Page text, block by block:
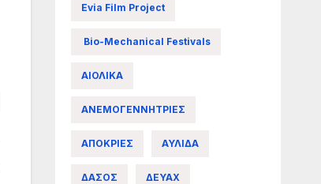
Evia Film Project
Bio-Mechanical Festivals
ΑΙΟΛΙΚΑ
ΑΝΕΜΟΓΕΝΝΗΤΡΙΕΣ
ΑΠΟΚΡΙΕΣ ΑΥΛΙΔΑ
ΔΑΣΟΣ ΔΕΥΑΧ